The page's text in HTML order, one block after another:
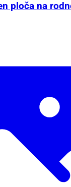
ploča na